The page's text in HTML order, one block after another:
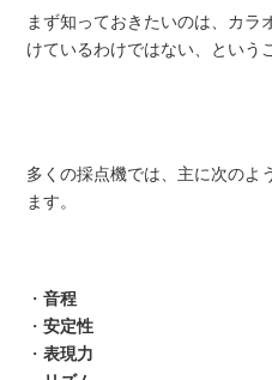
まず知っておきたいのは、カラ
けているわけではない、という
多くの採点機では、主に次のよ
ます。
・音程
・安定性
・表現力